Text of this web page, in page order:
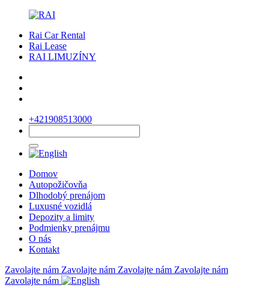
Rai Car Rental
Rai Lease
RAI LIMUZÍNY
+421908513000
Domov
Autopožičovňa
Dlhodobý prenájom
Luxusné vozidlá
Depozity a limity
Podmienky prenájmu
O nás
Kontakt
Zavolajte nám Zavolajte nám Zavolajte nám Zavolajte nám
Zavolajte nám